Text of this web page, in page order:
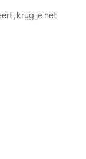
krijg je het